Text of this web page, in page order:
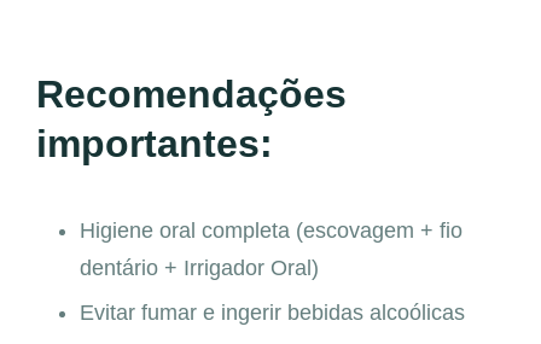
Recomendações
importantes:
Higiene oral completa (escovagem + fio
dentário + Irrigador Oral)
Evitar fumar e ingerir bebidas alcoólicas